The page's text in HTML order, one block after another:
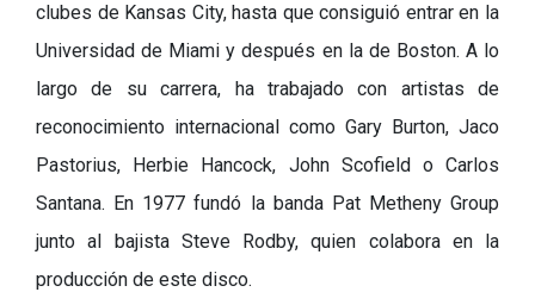
clubes de Kansas City, hasta que consiguió entrar en la
Universidad de Miami y después en la de Boston. A lo
largo de su carrera, ha trabajado con artistas de
reconocimiento internacional como Gary Burton, Jaco
Pastorius, Herbie Hancock, John Scofield o Carlos
Santana. En 1977 fundó la banda Pat Metheny Group
junto al bajista Steve Rodby, quien colabora en la
producción de este disco.